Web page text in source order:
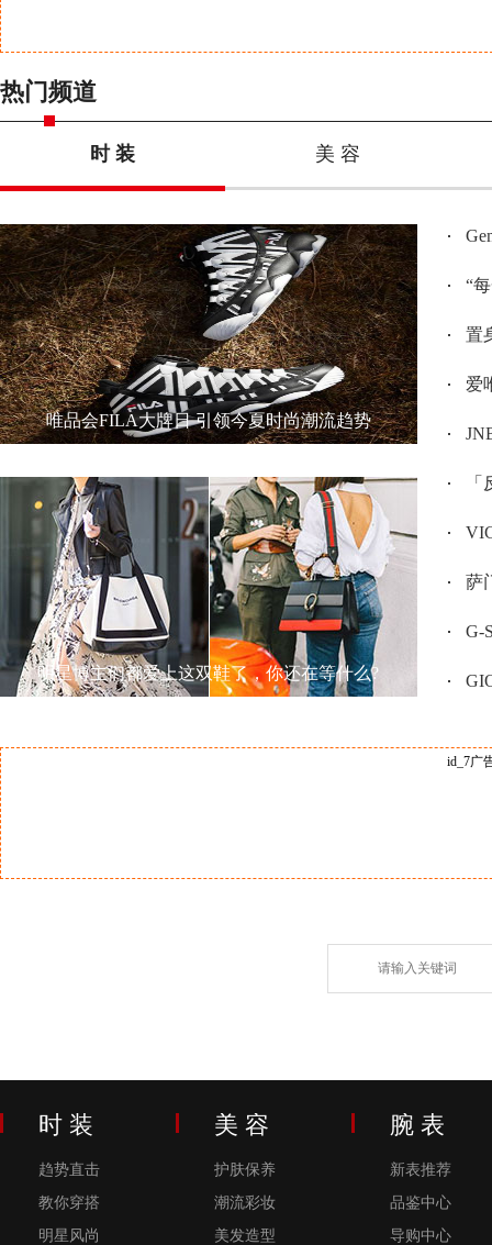
热门频道
时 装 美 容
唯品会FILA大牌日 引领今夏时尚潮流趋势
明星博主们都爱上这双鞋了，你还在等什么?
“每
置
爱
「
萨
G-
id_7广
时 装
趋势直击
教你穿搭
明星风尚
美 容
护肤保养
潮流彩妆
美发造型
腕 表
新表推荐
品鉴中心
导购中心